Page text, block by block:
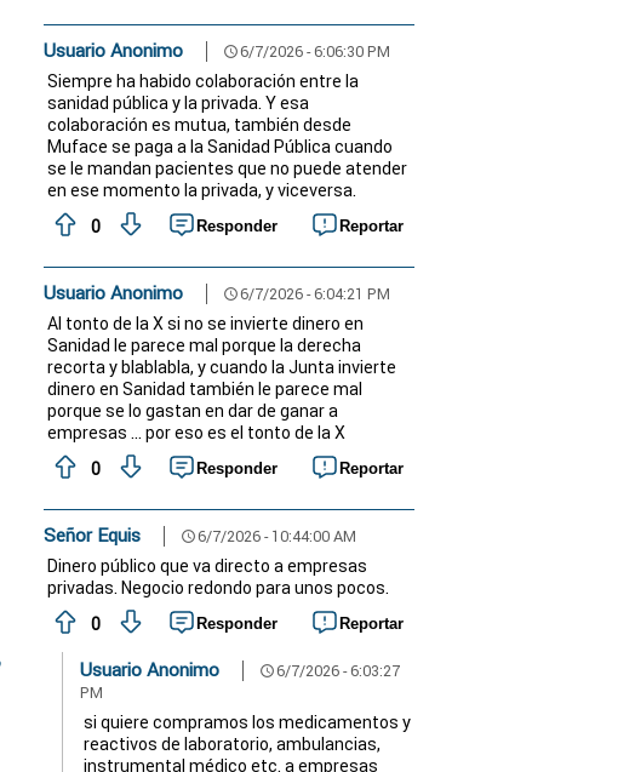
Usuario Anonimo schedule6/7/2026 - 6:06:30 PM
Siempre ha habido colaboración entre la
sanidad pública y la privada. Y esa
colaboración es mutua, también desde
Muface se paga a la Sanidad Pública cuando
se le mandan pacientes que no puede atender
en ese momento la privada, y viceversa.
0
Responder Reportar
Usuario Anonimo schedule6/7/2026 - 6:04:21 PM
Al tonto de la X si no se invierte dinero en
Sanidad le parece mal porque la derecha
recorta y blablabla, y cuando la Junta invierte
dinero en Sanidad también le parece mal
porque se lo gastan en dar de ganar a
empresas ... por eso es el tonto de la X
0
Responder Reportar
Señor Equis schedule6/7/2026 - 10:44:00 AM
Dinero público que va directo a empresas
privadas. Negocio redondo para unos pocos.
0
Responder Reportar
Usuario Anonimo schedule6/7/2026 - 6:03:27
PM
si quiere compramos los medicamentos y
reactivos de laboratorio, ambulancias,
instrumental médico etc. a empresas